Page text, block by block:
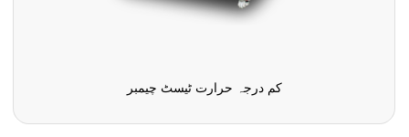
ایئربگ اگنیشن ٹیسٹ چیمبر